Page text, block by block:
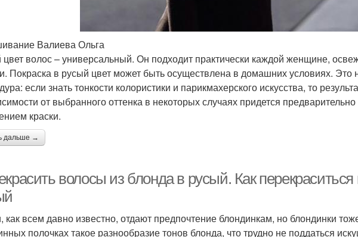
Валиева Ольга
волос – универсальный. Он подходит практически каждой женщине,
Покраска в русый цвет может быть осуществлена в домашних условиях. Это
если знать тонкости колористики и парикмахерского искусства, то
от выбранного оттенка в некоторых случаях придется
краски.
дальше →
волосы из блонда в русый. Как
как всем давно известно, отдают предпочтение блондинкам, но блондинки
полочках такое разнообразие тонов блонда, что трудно не поддаться